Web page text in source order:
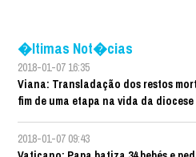
�ltimas Not�cias
2018-01-07 16:35
Viana: Transladação dos restos
fim de uma etapa na vida da diocese
2018-01-07 09:43